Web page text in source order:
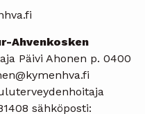
Ahvenkosken
Päivi Ahonen p. 0400
sähköposti: